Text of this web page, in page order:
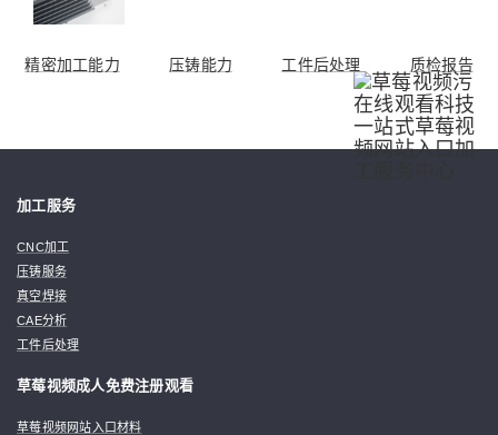
精密加工能力 压铸能力 工件后处理 质检报告
加工服务
CNC加工
压铸服务
真空焊接
CAE分析
工件后处理
草莓视频成人免费注册观看
草莓视频网站入口材料